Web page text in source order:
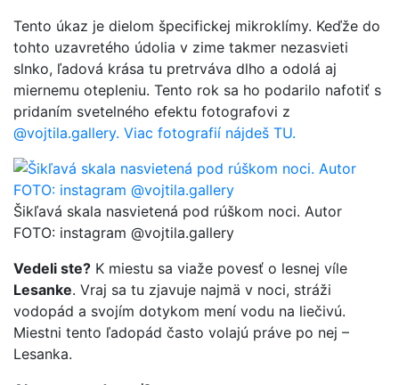
Tento úkaz je dielom špecifickej mikroklímy. Keďže do
tohto uzavretého údolia v zime takmer nezasvieti
slnko, ľadová krása tu pretrváva dlho a odolá aj
miernemu otepleniu. Tento rok sa ho podarilo nafotiť s
pridaním svetelného efektu fotografovi z
@vojtila.gallery. Viac fotografií nájdeš TU.
Šikľavá skala nasvietená pod rúškom noci. Autor
FOTO: instagram @vojtila.gallery
Vedeli ste? K miestu sa viaže povesť o lesnej víle
Lesanke. Vraj sa tu zjavuje najmä v noci, stráži
vodopád a svojím dotykom mení vodu na liečivú.
Miestni tento ľadopád často volajú práve po nej –
Lesanka.